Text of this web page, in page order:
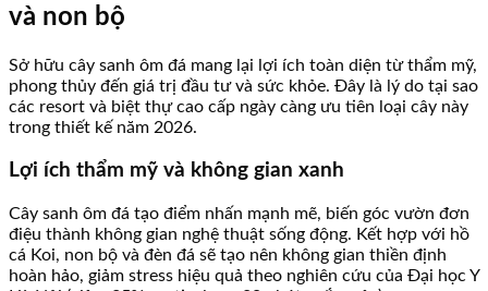
và non bộ
Sở hữu cây sanh ôm đá mang lại lợi ích toàn diện từ thẩm mỹ,
phong thủy đến giá trị đầu tư và sức khỏe. Đây là lý do tại sao
các resort và biệt thự cao cấp ngày càng ưu tiên loại cây này
trong thiết kế năm 2026.
Lợi ích thẩm mỹ và không gian xanh
Cây sanh ôm đá tạo điểm nhấn mạnh mẽ, biến góc vườn đơn
điệu thành không gian nghệ thuật sống động. Kết hợp với hồ
cá Koi, non bộ và đèn đá sẽ tạo nên không gian thiền định
hoàn hảo, giảm stress hiệu quả theo nghiên cứu của Đại học Y